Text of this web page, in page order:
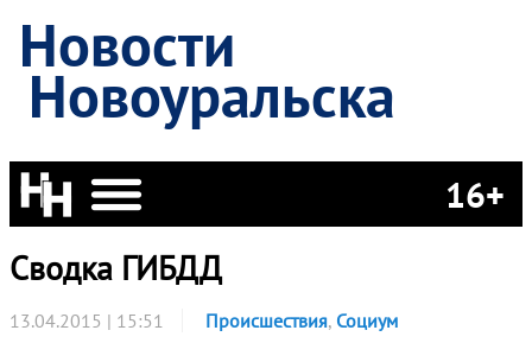
Новости
Новоуральска
16+
Сводка ГИБДД
13.04.2015 | 15:51 Происшествия, Социум